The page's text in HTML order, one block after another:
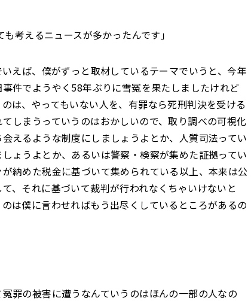
も考えるニュースが多かったんです」
いえば、僕がずっと取材しているテーマでいうと、今年
件でようやく58年ぶりに雪冤を果たしましたけれど
は、やってもいない人を、有罪なら死刑判決を受ける
しまうっていうのはおかしいので、取り調べの可視化
えるような制度にしましょうよとか、人質司法ってい
ょうよとか、あるいは警察・検察が集めた証拠ってい
納めた税金に基づいて集められている以上、本来は公
、それに基づいて裁判が行われなくちゃいけないと
は僕に言わせればもう出尽くしているところがあるの
冤罪の被害に遭うなんていうのはほんの一部の人なの